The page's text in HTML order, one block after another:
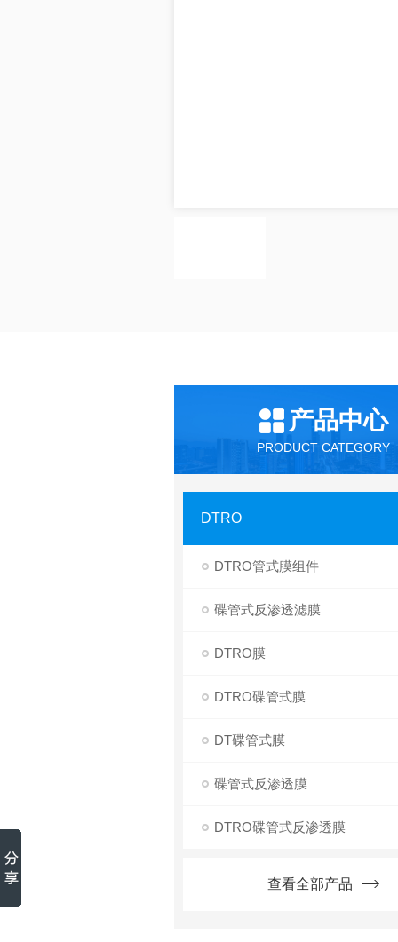
产品中心
PRODUCT CATEGORY
DTRO
DTRO管式膜组件
碟管式反渗透滤膜
DTRO膜
DTRO碟管式膜
DT碟管式膜
碟管式反渗透膜
DTRO碟管式反渗透膜
查看全部产品